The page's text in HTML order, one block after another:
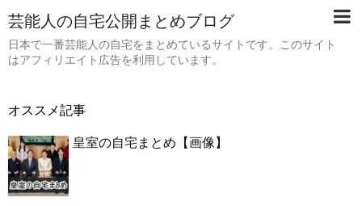
芸能人の自宅公開まとめブログ
日本で一番芸能人の自宅をまとめているサイトです。このサイト
はアフィリエイト広告を利用しています。
オススメ記事
皇室の自宅まとめ【画像】